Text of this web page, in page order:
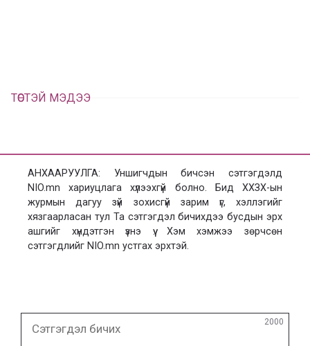
ТӨСТЭЙ МЭДЭЭ
АНХААРУУЛГА: Уншигчдын бичсэн сэтгэгдэлд
NIO.mn хариуцлага хүлээхгүй болно. Бид ХХЗХ-ын
журмын дагуу зүй зохисгүй зарим үг, хэллэгийг
хязгаарласан тул Та сэтгэгдэл бичихдээ бусдын эрх
ашгийг хүндэтгэн үзнэ үү. Хэм хэмжээ зөрчсөн
сэтгэгдлийг NIO.mn устгах эрхтэй.
бичих
2000